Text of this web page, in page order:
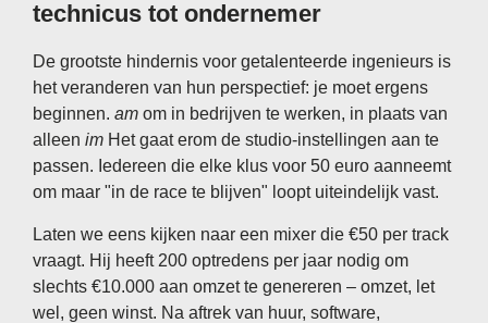
technicus tot ondernemer
De grootste hindernis voor getalenteerde ingenieurs is
het veranderen van hun perspectief: je moet ergens
beginnen. am om in bedrijven te werken, in plaats van
alleen im Het gaat erom de studio-instellingen aan te
passen. Iedereen die elke klus voor 50 euro aanneemt
om maar "in de race te blijven" loopt uiteindelijk vast.
Laten we eens kijken naar een mixer die €50 per track
vraagt. Hij heeft 200 optredens per jaar nodig om
slechts €10.000 aan omzet te genereren – omzet, let
wel, geen winst. Na aftrek van huur, software,